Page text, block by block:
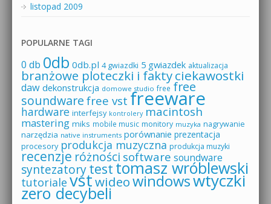
listopad 2009
POPULARNE TAGI
0 db 0db 0db.pl 4 gwiazdki 5 gwiazdek aktualizacja
branżowe ploteczki i faktyciekawostki
daw dekonstrukcja domowe studio free free
soundware free vst freeware
hardware interfejsy kontrolery macintosh
mastering miks mobile music monitory muzyka nagrywanie
narzędzia native instruments porównanie prezentacja
procesory produkcja muzyczna produkcja muzyki
recenzje różności software soundware
syntezatorytesttomasz wróblewski
tutoriale vstwideowindowswtyczki
zero decybeli